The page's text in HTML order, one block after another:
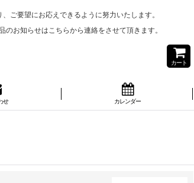
ご要望にお応えできるように努力いたします。
お知らせはこちらから連絡をさせて頂きます。
カート
せ カレンダー